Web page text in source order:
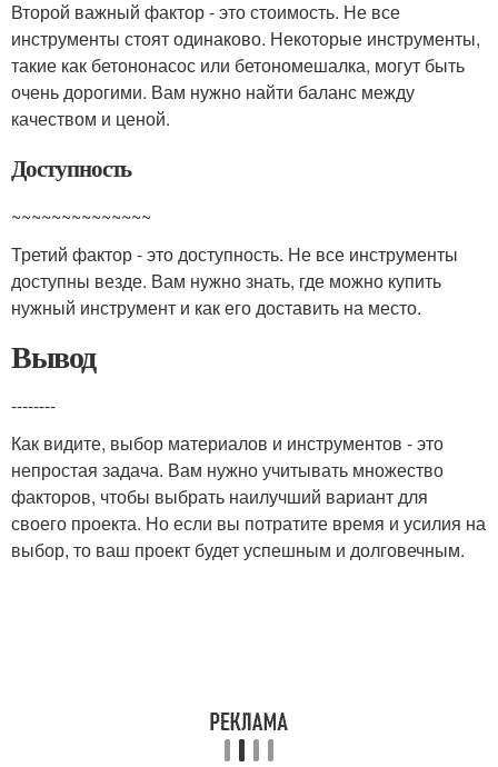
Второй важный фактор - это стоимость. Не все
инструменты стоят одинаково. Некоторые инструменты,
такие как бетононасос или бетономешалка, могут быть
очень дорогими. Вам нужно найти баланс между
качеством и ценой.
Доступность
~~~~~~~~~~~~~~
Третий фактор - это доступность. Не все инструменты
доступны везде. Вам нужно знать, где можно купить
нужный инструмент и как его доставить на место.
Вывод
--------
Как видите, выбор материалов и инструментов - это
непростая задача. Вам нужно учитывать множество
факторов, чтобы выбрать наилучший вариант для
своего проекта. Но если вы потратите время и усилия на
выбор, то ваш проект будет успешным и долговечным.